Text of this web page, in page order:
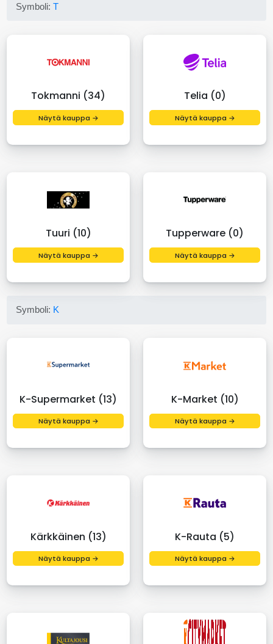
Symboli:T
Tokmanni (34)
Näytä kauppa →
Telia (0)
Näytä kauppa →
Tuuri (10)
Näytä kauppa →
Tupperware (0)
Näytä kauppa →
Symboli: K
K-Supermarket (13)
Näytä kauppa →
K-Market (10)
Näytä kauppa →
Kärkkäinen (13)
Näytä kauppa →
K-Rauta (5)
Näytä kauppa →